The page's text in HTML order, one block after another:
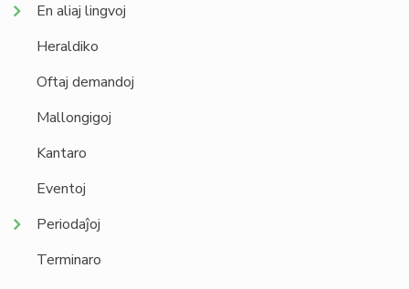
En aliaj lingvoj
Heraldiko
Oftaj demandoj
Mallongigoj
Kantaro
Eventoj
Periodaĵoj
Terminaro